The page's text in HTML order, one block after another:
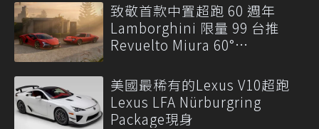
致敬首款中置超跑 60 週年
Lamborghini 限量 99 台推
Revuelto Miura 60°
美國最稀有的Lexus V10超跑
Lexus LFA Nürburgring
Package現身